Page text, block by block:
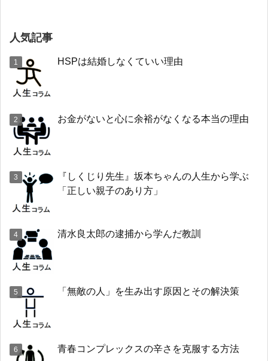
人気記事
HSPは結婚しなくていい理由
お金がないと心に余裕がなくなる本当の理由
『しくじり先生』坂本ちゃんの人生から学ぶ
「正しい親子のあり方」
清水良太郎の逮捕から学んだ教訓
「無敵の人」を生み出す原因とその解決策
青春コンプレックスの辛さを克服する方法